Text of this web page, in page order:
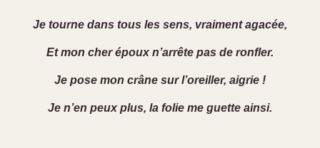
Je tourne dans tous les sens, vraiment agacée,
Et mon cher époux n’arrête pas de ronfler.
Je pose mon crâne sur l’oreiller, aigrie !
Je n’en peux plus, la folie me guette ainsi.